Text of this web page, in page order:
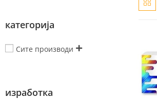
категорија
Сите производи
изработка